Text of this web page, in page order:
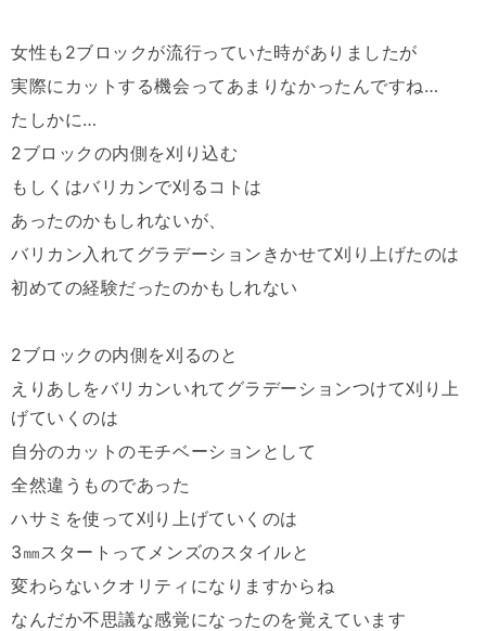
女性も 2ブロックが流行っていた時がありましたが
実際にカットする機会ってあまりなかったんですね…
たしかに…
2ブロックの内側を刈り込む
もしくはバリカンで刈るコトは
あったのかもしれないが、
バリカン入れてグラデーションきかせて刈り上げたのは
初めての経験だったのかもしれない
2ブロックの内側を刈るのと
えりあしをバリカンいれてグラデーションつけて刈り上
げていくのは
自分のカットのモチベーションとして
全然違うものであった
ハサミを使って刈り上げていくのは
3㎜スタートってメンズのスタイルと
変わらないクオリティになりますからね
なんだか不思議な感覚になったのを覚えています